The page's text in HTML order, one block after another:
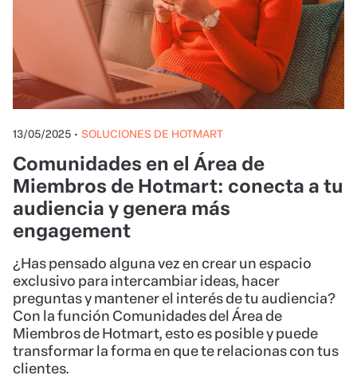
13/05/2025 • SOLUCIONES DE HOTMART
Comunidades en el Área de
Miembros de Hotmart: conecta a tu
audiencia y genera más
engagement
¿Has pensado alguna vez en crear un espacio
exclusivo para intercambiar ideas, hacer
preguntas y mantener el interés de tu audiencia?
Con la función Comunidades del Área de
Miembros de Hotmart, esto es posible y puede
transformar la forma en que te relacionas con tus
clientes.